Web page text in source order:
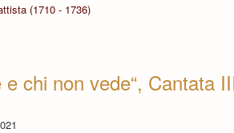
(1710 - 1736)
e chi non vede“, Cantata